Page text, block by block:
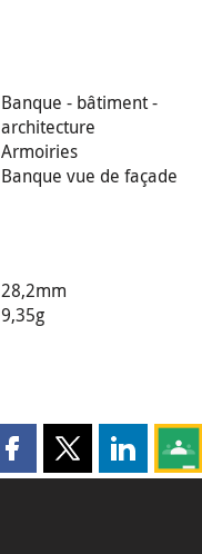
Banque - bâtiment -
architecture
Armoiries
Banque vue de façade
28,2mm
9,35g
Partager cette page sur
Partager cette
Partager